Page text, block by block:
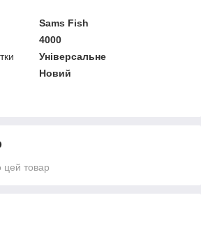
Sams Fish
4000
Універсальне
Новий
цей товар